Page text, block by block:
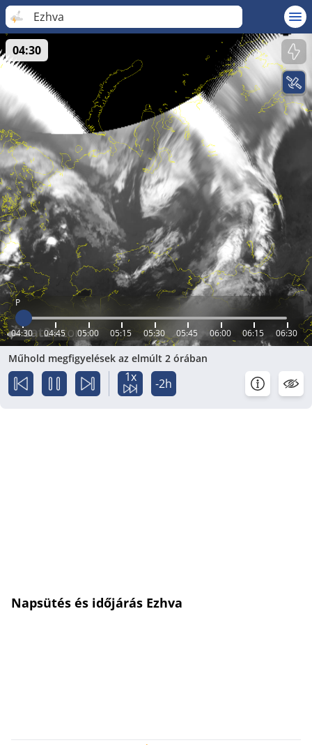
Ezhva
P
04:30 04:45 05:00 05:15 05:30 05:45 06:00 06:15 06:30
04:30
Műhold megfigyelések az elmúlt 2 órában
1x -2h
Napsütés és időjárás Ezhva